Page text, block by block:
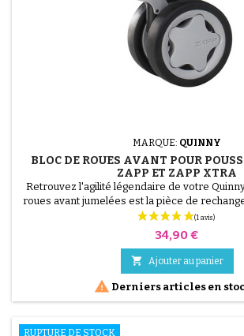
MARQUE: QUINNY
BLOC DE ROUES AVANT POUR
ZAPP ET ZAPP XTRA
Retrouvez l'agilité légendaire de votre
roues avant jumelées est la pièce de
poussettes Quinny Zapp et Zapp Xtra. Idéal
roue usée, il garantit une rotation fluide et
optimale dans les espaces urbains les plus
avec Quinny Zapp et Zapp Xtra
Prix
34,90 €
 Ajouter au panier
 Derniers articles en
RUPTURE DE STOCK